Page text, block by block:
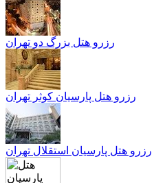
رزرو هتل بزرگ دو تهران
رزرو هتل پارسیان کوثر تهران
رزرو هتل پارسیان استقلال تهران